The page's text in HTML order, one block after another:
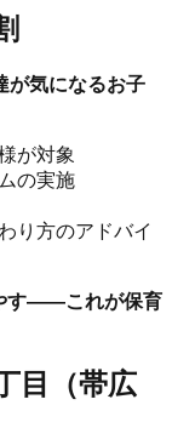
が気になるお子
が対象
の実施
り方のアドバイ
す——これが保育
目（帯広